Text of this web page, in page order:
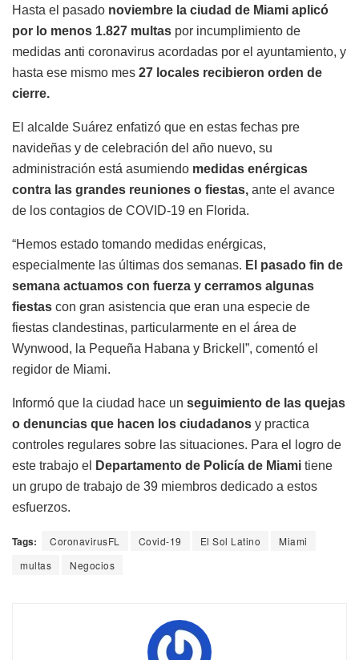
Hasta el pasado noviembre la ciudad de Miami aplicó
por lo menos 1.827 multas por incumplimiento de
medidas anti coronavirus acordadas por el ayuntamiento, y
hasta ese mismo mes 27 locales recibieron orden de
cierre.
El alcalde Suárez enfatizó que en estas fechas pre
navideñas y de celebración del año nuevo, su
administración está asumiendo medidas enérgicas
contra las grandes reuniones o fiestas, ante el avance
de los contagios de COVID-19 en Florida.
“Hemos estado tomando medidas enérgicas,
especialmente las últimas dos semanas. El pasado fin de
semana actuamos con fuerza y cerramos algunas
fiestas con gran asistencia que eran una especie de
fiestas clandestinas, particularmente en el área de
Wynwood, la Pequeña Habana y Brickell”, comentó el
regidor de Miami.
Informó que la ciudad hace un seguimiento de las quejas
o denuncias que hacen los ciudadanos y practica
controles regulares sobre las situaciones. Para el logro de
este trabajo el
Departamento de Policía de Miami tiene
un grupo de trabajo de 39 miembros dedicado a estos
esfuerzos.
Tags: CoronavirusFL Covid-19 El Sol Latino
Miami
multas
Negocios